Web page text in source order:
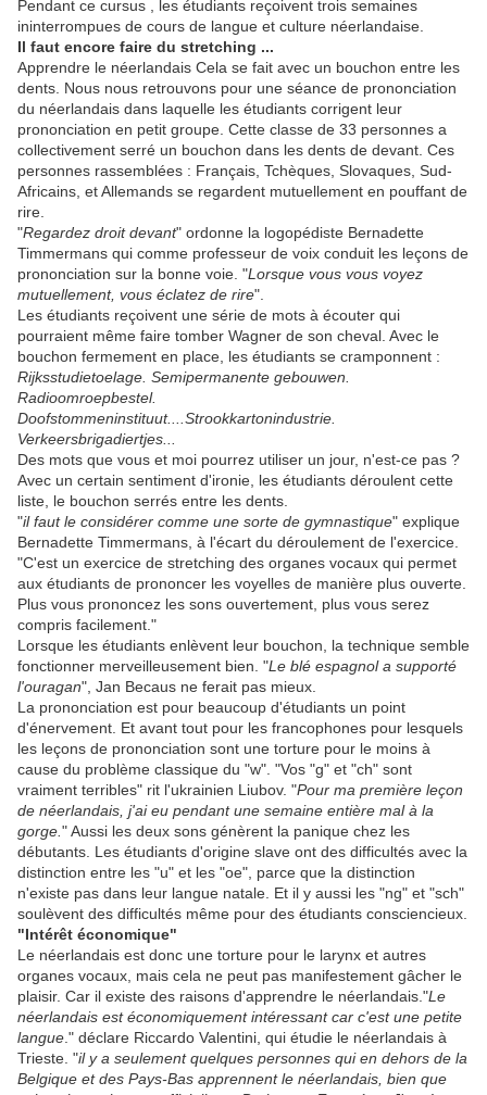
Pendant ce cursus , les étudiants reçoivent trois semaines
ininterrompues de cours de langue et culture néerlandaise.
Il faut encore faire du stretching ...
Apprendre le néerlandais Cela se fait avec un bouchon entre les
dents. Nous nous retrouvons pour une séance de prononciation
du néerlandais dans laquelle les étudiants corrigent leur
prononciation en petit groupe. Cette classe de 33 personnes a
collectivement serré un bouchon dans les dents de devant. Ces
personnes rassemblées : Français, Tchèques, Slovaques, Sud-
Africains, et Allemands se regardent mutuellement en pouffant de
rire.
"Regardez droit devant" ordonne la logopédiste Bernadette
Timmermans qui comme professeur de voix conduit les leçons de
prononciation sur la bonne voie. "Lorsque vous vous voyez
mutuellement, vous éclatez de rire".
Les étudiants reçoivent une série de mots à écouter qui
pourraient même faire tomber Wagner de son cheval. Avec le
bouchon fermement en place, les étudiants se cramponnent :
Rijksstudietoelage. Semipermanente gebouwen.
Radioomroepbestel.
Doofstommeninstituut....Strookkartonindustrie.
Verkeersbrigadiertjes...
Des mots que vous et moi pourrez utiliser un jour, n'est-ce pas ?
Avec un certain sentiment d'ironie, les étudiants déroulent cette
liste, le bouchon serrés entre les dents.
"il faut le considérer comme une sorte de gymnastique" explique
Bernadette Timmermans, à l'écart du déroulement de l'exercice.
"C'est un exercice de stretching des organes vocaux qui permet
aux étudiants de prononcer les voyelles de manière plus ouverte.
Plus vous prononcez les sons ouvertement, plus vous serez
compris facilement."
Lorsque les étudiants enlèvent leur bouchon, la technique semble
fonctionner merveilleusement bien. "Le blé espagnol a supporté
l'ouragan", Jan Becaus ne ferait pas mieux.
La prononciation est pour beaucoup d'étudiants un point
d'énervement. Et avant tout pour les francophones pour lesquels
les leçons de prononciation sont une torture pour le moins à
cause du problème classique du "w". "Vos "g" et "ch" sont
vraiment terribles" rit l'ukrainien Liubov. "Pour ma première leçon
de néerlandais, j'ai eu pendant une semaine entière mal à la
gorge. " Aussi les deux sons génèrent la panique chez les
débutants. Les étudiants d'origine slave ont des difficultés avec la
distinction entre les "u" et les "oe", parce que la distinction
n'existe pas dans leur langue natale. Et il y aussi les "ng" et "sch"
soulèvent des difficultés même pour des étudiants consciencieux.
"Intérêt économique"
Le néerlandais est donc une torture pour le larynx et autres
organes vocaux, mais cela ne peut pas manifestement gâcher le
plaisir. Car il existe des raisons d'apprendre le néerlandais."Le
néerlandais est économiquement intéressant car c'est une petite
langue ." déclare Riccardo Valentini, qui étudie le néerlandais à
Trieste. "il y a seulement quelques personnes qui en dehors de la
Belgique et des Pays-Bas apprennent le néerlandais, bien que